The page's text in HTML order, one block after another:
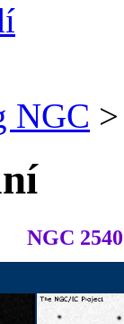
NGC >
NGC 2540